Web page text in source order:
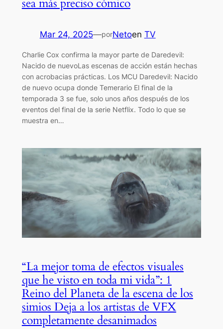
sea más preciso cómico
Mar 24, 2025—porNetoen TV
Charlie Cox confirma la mayor parte de Daredevil:
Nacido de nuevoLas escenas de acción están hechas
con acrobacias prácticas. Los MCU Daredevil: Nacido
de nuevo ocupa donde Temerario El final de la
temporada 3 se fue, solo unos años después de los
eventos del final de la serie Netflix. Todo lo que se
muestra en…
“La mejor toma de efectos visuales
que he visto en toda mi vida”: 1
Reino del Planeta de la escena de los
simios Deja a los artistas de VFX
completamente desanimados